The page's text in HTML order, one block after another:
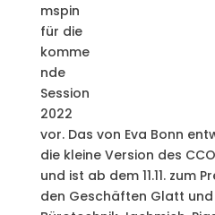
mspin
für die
komme
nde
Session
2022
vor. Das von Eva Bonn
die kleine Version des
und ist ab dem 11.11. zum
den Geschäften Glatt und